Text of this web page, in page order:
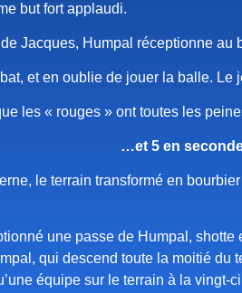
but fort applaudi.
Jacques, Humpal réceptionne au
et en oublie de jouer la balle.
les « rouges » ont toutes les
…et 5 en
le terrain transformé en
une passe de Humpal, shotte
qui descend toute la moitié
équipe sur le terrain à la